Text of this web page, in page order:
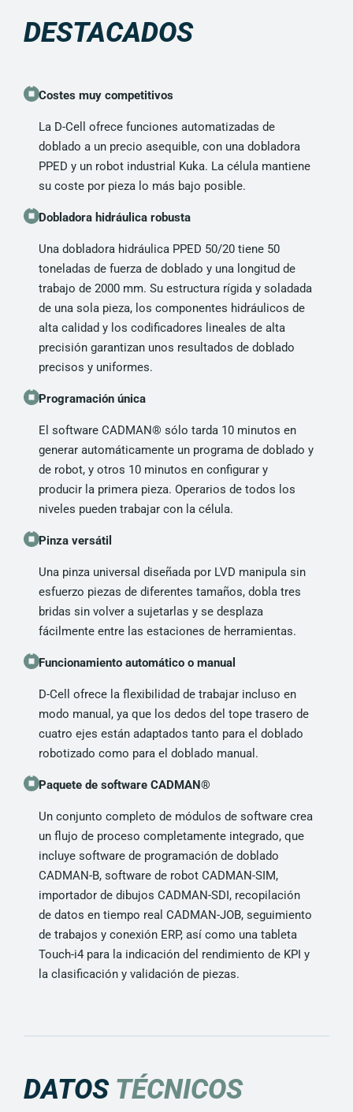
DESTACADOS
Costes muy competitivos
La D-Cell ofrece funciones automatizadas de
doblado a un precio asequible, con una dobladora
PPED y un robot industrial Kuka. La célula mantiene
su coste por pieza lo más bajo posible.
Dobladora hidráulica robusta
Una dobladora hidráulica PPED 50/20 tiene 50
toneladas de fuerza de doblado y una longitud de
trabajo de 2000 mm. Su estructura rígida y soladada
de una sola pieza, los componentes hidráulicos de
alta calidad y los codificadores lineales de alta
precisión garantizan unos resultados de doblado
precisos y uniformes.
Programación única
El software CADMAN® sólo tarda 10 minutos en
generar automáticamente un programa de doblado y
de robot, y otros 10 minutos en configurar y
producir la primera pieza. Operarios de todos los
niveles pueden trabajar con la célula.
Pinza versátil
Una pinza universal diseñada por LVD manipula sin
esfuerzo piezas de diferentes tamaños, dobla tres
bridas sin volver a sujetarlas y se desplaza
fácilmente entre las estaciones de herramientas.
Funcionamiento automático o manual
D-Cell ofrece la flexibilidad de trabajar incluso en
modo manual, ya que los dedos del tope trasero de
cuatro ejes están adaptados tanto para el doblado
robotizado como para el doblado manual.
Paquete de software CADMAN®
Un conjunto completo de módulos de software crea
un flujo de proceso completamente integrado, que
incluye software de programación de doblado
CADMAN-B, software de robot CADMAN-SIM,
importador de dibujos CADMAN-SDI, recopilación
de datos en tiempo real CADMAN-JOB, seguimiento
de trabajos y conexión ERP, así como una tableta
Touch-i4 para la indicación del rendimiento de KPI y
la clasificación y validación de piezas.
DATOS TÉCNICOS